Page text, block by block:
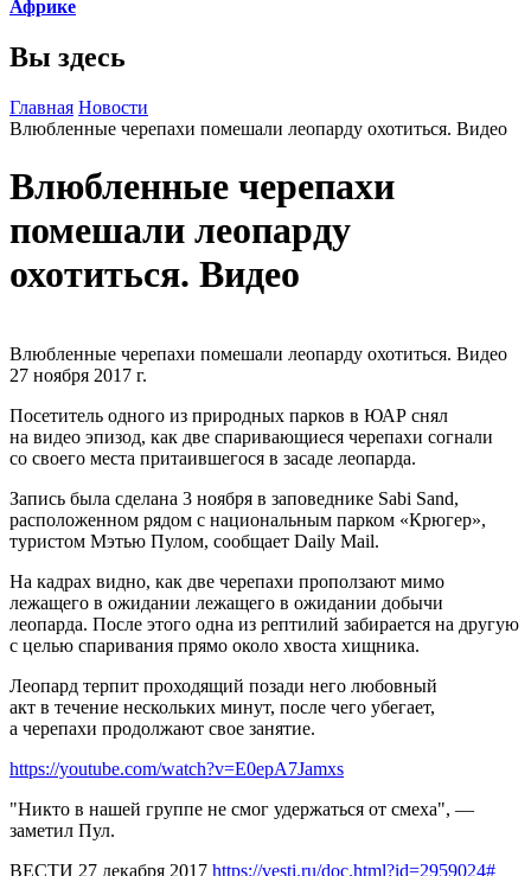
Африке
Вы здесь
Главная Новости
Влюбленные черепахи помешали леопарду охотиться. Видео
Влюбленные черепахи
помешали леопарду
охотиться. Видео
Влюбленные черепахи помешали леопарду охотиться. Видео
27 ноября 2017 г.
Посетитель одного из природных парков в ЮАР снял
на видео эпизод, как две спаривающиеся черепахи согнали
со своего места притаившегося в засаде леопарда.
Запись была сделана 3 ноября в заповеднике Sabi Sand,
расположенном рядом с национальным парком «Крюгер»,
туристом Мэтью Пулом, сообщает Daily Mail.
На кадрах видно, как две черепахи проползают мимо
лежащего в ожидании лежащего в ожидании добычи
леопарда. После этого одна из рептилий забирается на другую
с целью спаривания прямо около хвоста хищника.
Леопард терпит проходящий позади него любовный
акт в течение нескольких минут, после чего убегает,
а черепахи продолжают свое занятие.
https://youtube.com/watch?v=E0epA7Jamxs
"Никто в нашей группе не смог удержаться от смеха", —
заметил Пул.
ВЕСТИ 27 декабря 2017 https://vesti.ru/doc.html?id=2959024#